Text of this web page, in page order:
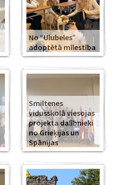
No “Ulubeles”
adoptētā mīlestība
Smiltenes
vidusskolā viesojas
projekta dalībnieki
no Grieķijas un
Spānijas